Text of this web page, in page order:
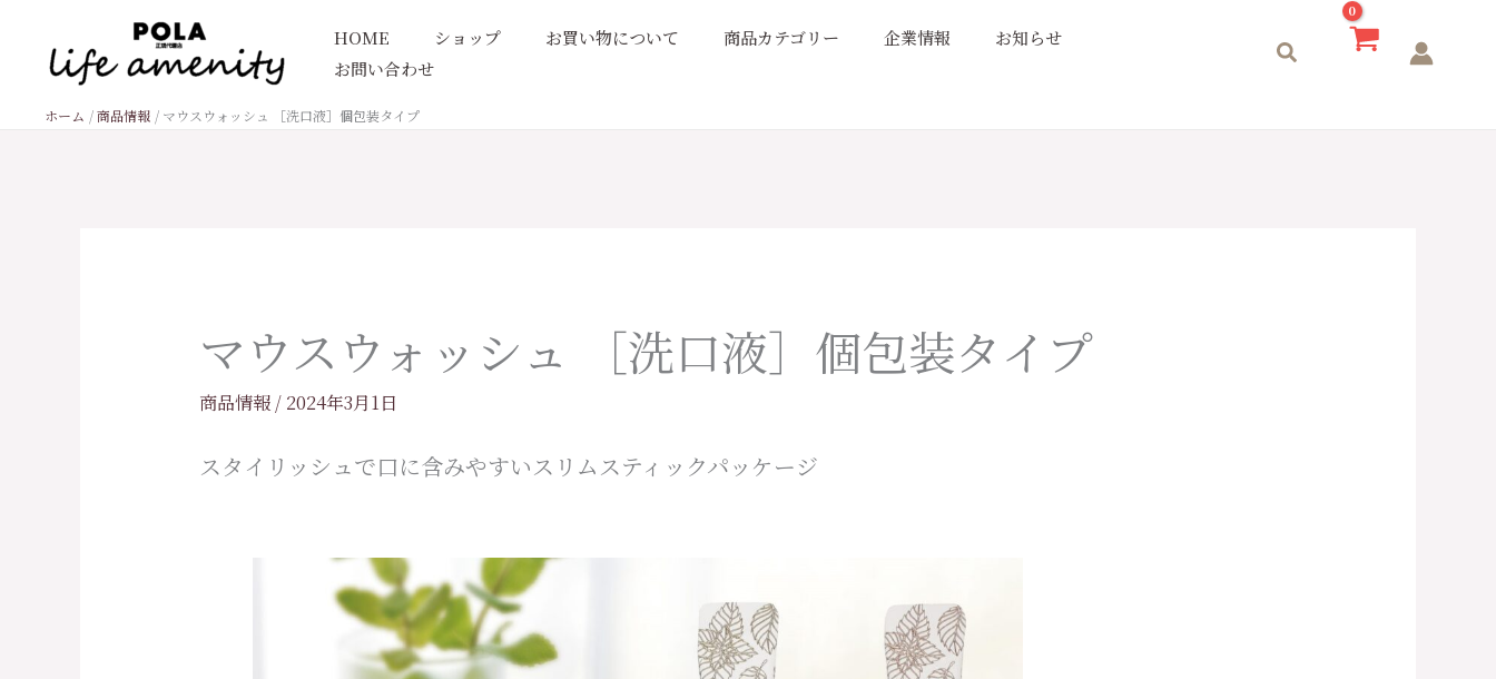
HOME ショップ お買い物について 商品カテゴリー 企業情報
お知らせ
お問い合わせ
検
ホーム 商品情報 マウスウォッシュ ［洗口液］個包装タイプ
マウスウォッシュ ［洗口液］個包装タイプ
商品情報/ 2024年3月1日
スタイリッシュで口に含みやすいスリムスティックパッケージ